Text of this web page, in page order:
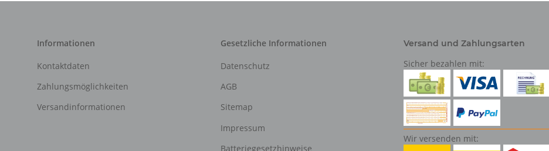
Informationen
Kontaktdaten
Zahlungsmöglichkeiten
Versandinformationen
Gesetzliche Informationen
Datenschutz
AGB
Sitemap
Impressum
Batteriegesetzhinweise
Versand und Zahlungsarten
Sicher bezahlen mit:
Wir versenden mit: